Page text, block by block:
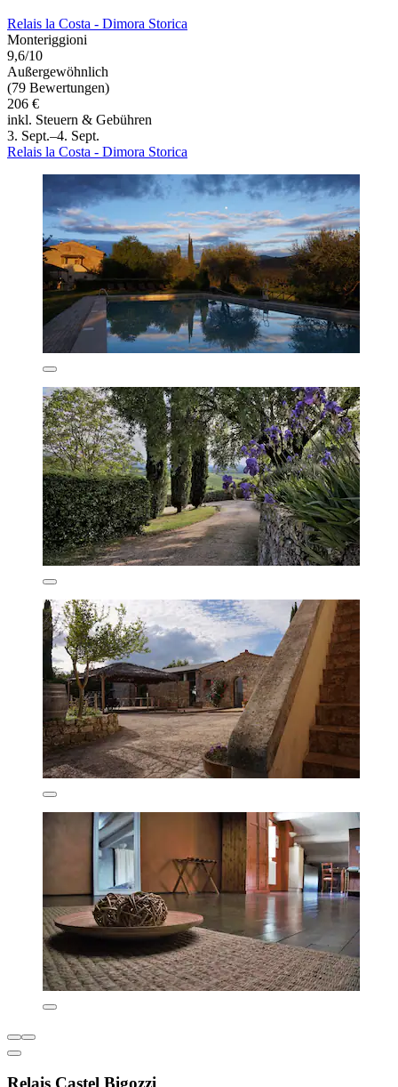
Relais la Costa - Dimora Storica
Monteriggioni
9,6/10
Außergewöhnlich
(79 Bewertungen)
206 €
inkl. Steuern & Gebühren
3. Sept.–4. Sept.
Relais la Costa - Dimora Storica
Relais Castel Bigozzi